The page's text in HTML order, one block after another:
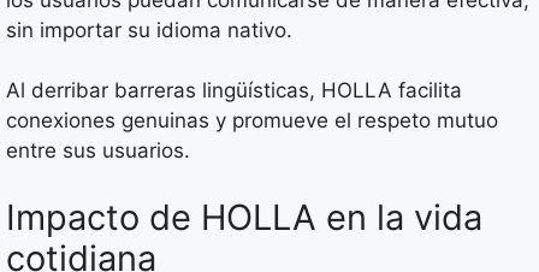
sin importar su idioma nativo.
Al derribar barreras lingüísticas, HOLLA facilita
conexiones genuinas y promueve el respeto mutuo
entre sus usuarios.
Impacto de HOLLA en la vida
cotidiana